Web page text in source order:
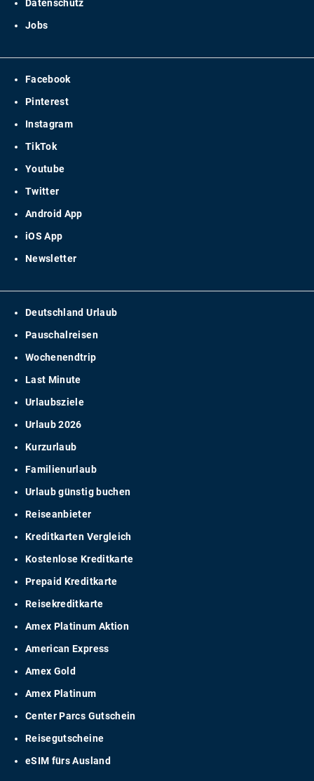
Datenschutz
Jobs
Facebook
Pinterest
Instagram
TikTok
Youtube
Twitter
Android App
iOS App
Newsletter
Deutschland Urlaub
Pauschalreisen
Wochenendtrip
Last Minute
Urlaubsziele
Urlaub 2026
Kurzurlaub
Familienurlaub
Urlaub günstig buchen
Reiseanbieter
Kreditkarten Vergleich
Kostenlose Kreditkarte
Prepaid Kreditkarte
Reisekreditkarte
Amex Platinum Aktion
American Express
Amex Gold
Amex Platinum
Center Parcs Gutschein
Reisegutscheine
eSIM fürs Ausland